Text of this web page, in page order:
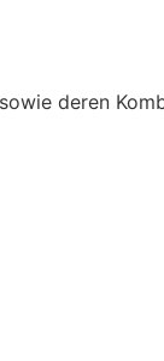
deren